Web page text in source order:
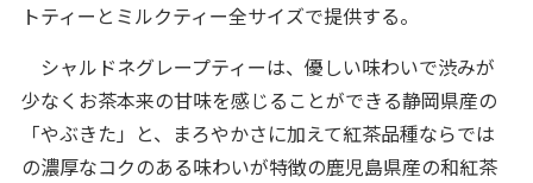
トティーとミルクティー全サイズで提供する。
シャルドネグレープティーは、優しい味わいで渋みが
少なくお茶本来の甘味を感じることができる静岡県産の
「やぶきた」と、まろやかさに加えて紅茶品種ならでは
の濃厚なコクのある味わいが特徴の鹿児島県産の和紅茶